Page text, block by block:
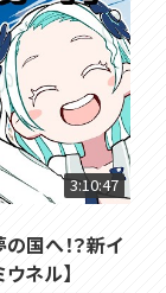
・レベル上げ・雑
す。ノーカット版
ご覧ください！
で配信して
時間配信するこ
でも、見や
ります。急に変
3:10:47
国へ！？新イ
ネル】